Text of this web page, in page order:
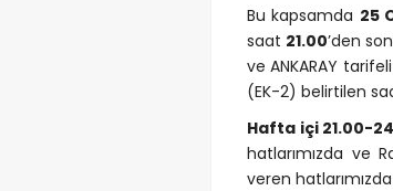
Bu kapsamda 25
saat 21.00’den
ve ANKARAY
(EK-2) belirtilen
Hafta içi 21.00-
hatlarımızda ve
veren